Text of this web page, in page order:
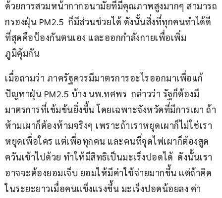
ด้วยการสวมหน้ากากอนามัยที่มีคุณภาพสูงมากๆ สามารถ
กรองฝุ่น PM2.5  ก็มีส่วนช่วยได้ ดังนั้นสิ่งที่ทุกคนทำได้ดี
ที่สุดคือป้องกันตนเอง และออกกำลังกายเพื่อเพิ่ม
ภูมิคุ้มกัน
เมื่อถามว่า ภาครัฐควรมีมาตรการอะไรออกมาเพื่อแก้
ปัญหาฝุ่น PM2.5 บ้าง นพ.ทศพร  กล่าวว่า รัฐก็ต้องมี
มาตรการที่เข้มข้นยิ่งขึ้น โดยเฉพาะจังหวัดที่มีการเผา ถ้า
ห้ามเผาก็ต้องห้ามจริงๆ เพราะถ้าเราหยุดเผาก็ไม่ใช่เรา
หยุดเพื่อใคร แต่เพื่อทุกคน และคนที่จุดไฟเผาก็ต้องสูด
ควันเข้าไปด้วย ทำให้มีสิทธิเป็นมะเร็งปอดได้  ดังนั้นเรา
อาจจะต้องยอมเจ็บ ยอมให้มีค่าใช้จ่ายมากขึ้น แต่ถ้าคิด
ในระยะยาวเมื่อคนแข็งแรงขึ้น มะเร็งปอดน้อยลง ค่า